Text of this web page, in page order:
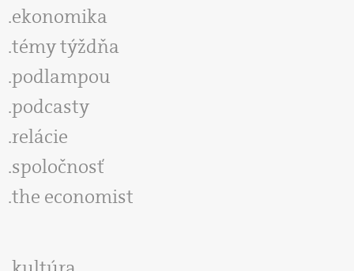
ekonomika
témy týždňa
podlampou
podcasty
relácie
spoločnosť
the economist